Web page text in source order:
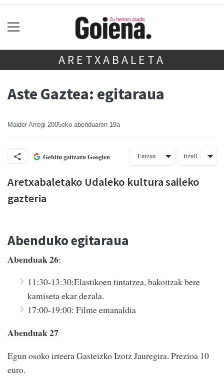
ARETXABALETA
Aste Gaztea: egitaraua
Maider Arregi 2005eko abenduaren 19a
Gehitu gaitzazu Googlen Entzun Itzuli
Aretxabaletako Udaleko kultura saileko
gazteria
Abenduko egitaraua
Abenduak 26:
11:30-13:30:Elastikoen tintatzea, bakoitzak bere
kamiseta ekar dezala.
17:00-19:00: Filme emanaldia
Abenduak 27
Egun osoko irteera Gasteizko Izotz Jauregira. Prezioa 10
euro.